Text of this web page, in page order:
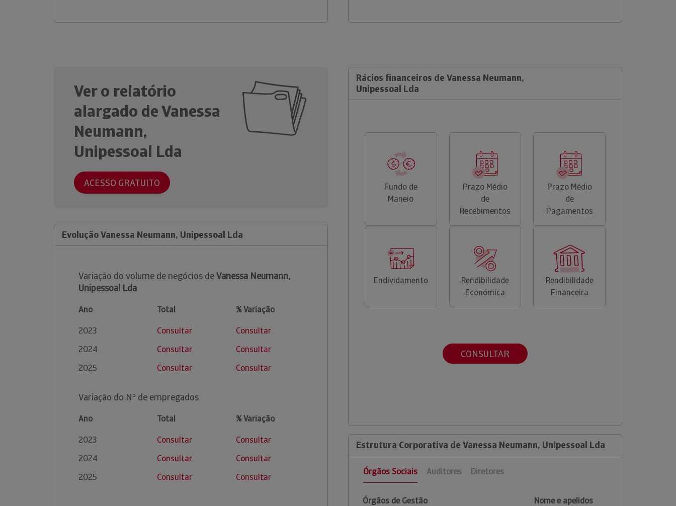
Ver o relatório
alargado de Vanessa
Neumann,
Unipessoal Lda
ACESSO GRATUITO
Evolução Vanessa Neumann, Unipessoal Lda
Variação do volume de negócios deVanessa Neumann,
Unipessoal Lda
Ano Total
% Variação
2023
Consultar
Consultar
2024
Consultar
Consultar
2025
Consultar Consultar
Variação do Nº de empregados
Ano Total
% Variação
2023
Consultar
Consultar
2024
Consultar
Consultar
2025
Consultar Consultar
Rácios financeiros de Vanessa Neumann,
Unipessoal Lda
Fundo de
Maneio
Prazo Médio
de
Recebimentos
Prazo Médio
de
Pagamentos
Endividamento
Rendibilidade
Económica
Rendibilidade
Financeira
CONSULTAR
Estrutura Corporativa de Vanessa Neumann, Unipessoal Lda
Órgãos Sociais Auditores Diretores
Órgãos de Gestão Nome e apelidos